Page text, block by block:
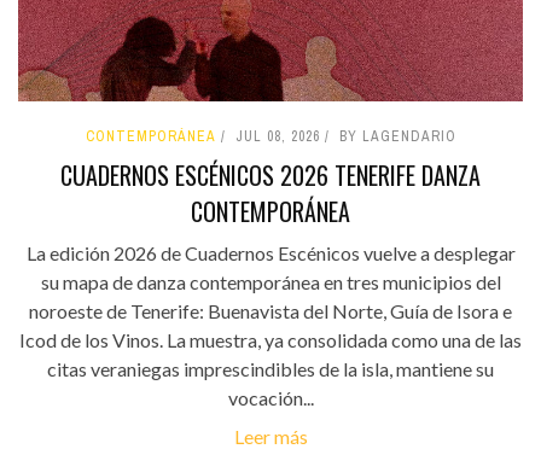
CONTEMPORÁNEA JUL 08, 2026 BY LAGENDARIO
CUADERNOS ESCÉNICOS 2026 TENERIFE DANZA
CONTEMPORÁNEA
La edición 2026 de Cuadernos Escénicos vuelve a desplegar
su mapa de danza contemporánea en tres municipios del
noroeste de Tenerife: Buenavista del Norte, Guía de Isora e
Icod de los Vinos. La muestra, ya consolidada como una de las
citas veraniegas imprescindibles de la isla, mantiene su
vocación...
Leer más